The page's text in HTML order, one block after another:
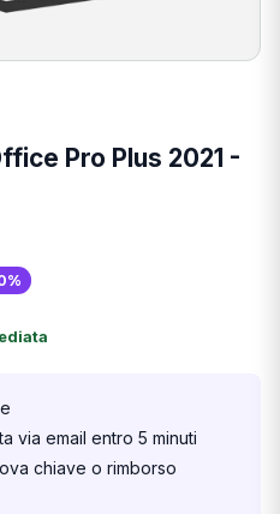
Pro Plus 2021 -
via email entro 5 minuti
chiave o rimborso